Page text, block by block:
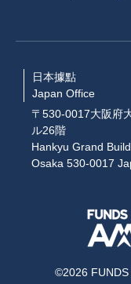
日本據點
Japan Office
〒530-0017大阪府
ル26階
Hankyu Grand
Osaka 530-0017
©2026 FUNDS